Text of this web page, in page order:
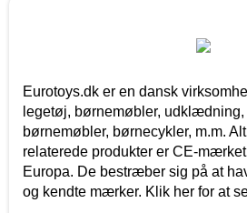
Eurotoys.dk er en dansk
legetøj, børnemøbler, udklædning,
børnemøbler, børnecykler, m.m.
relaterede produkter er CE-
Europa. De bestræber sig på at
og kendte mærker. Klik her for at